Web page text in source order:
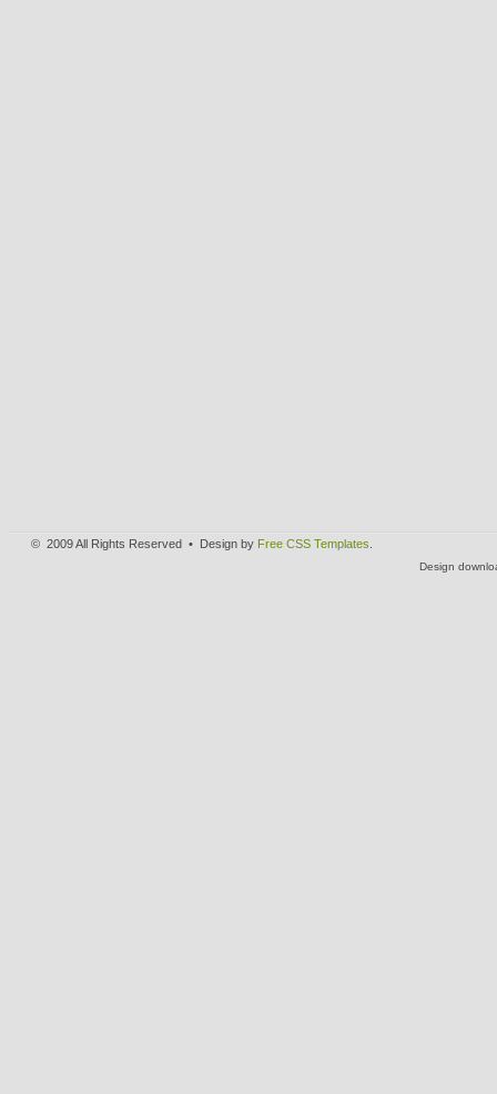
© 2009 All Rights Reserved • Design by Free CSS Templates.
Design